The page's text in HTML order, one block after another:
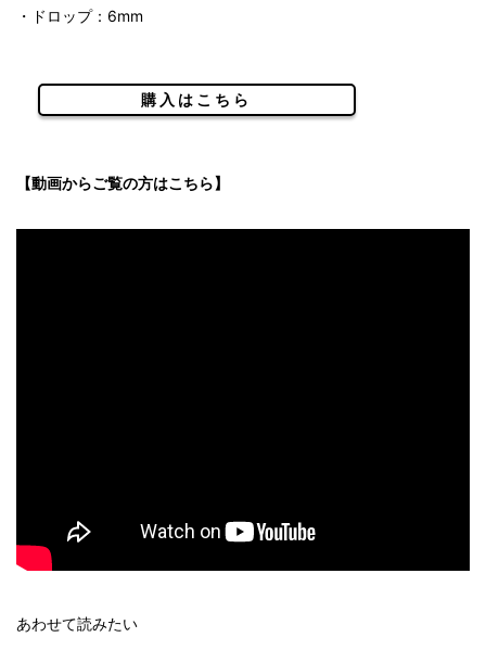
・ドロップ：6mm
購入はこちら
【動画からご覧の方はこちら】
あわせて読みたい